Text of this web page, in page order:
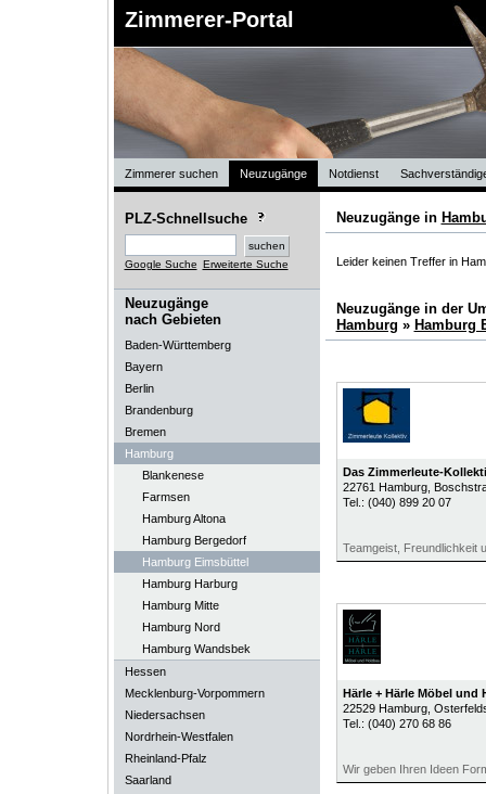
Zimmerer-Portal
Zimmerer suchen Neuzugänge Notdienst
PLZ-Schnellsuche
Google Suche Erweiterte Suche
Neuzugänge
nach Gebieten
Baden-Württemberg
Bayern
Berlin
Brandenburg
Bremen
Hamburg
Blankenese
Farmsen
Hamburg Altona
Hamburg Bergedorf
Hamburg Eimsbüttel
Hamburg Harburg
Hamburg Mitte
Hamburg Nord
Hamburg Wandsbek
Hessen
Mecklenburg-Vorpommern
Niedersachsen
Nordrhein-Westfalen
Rheinland-Pfalz
Saarland
Neuzugänge in
Leider keinen Treffer in
Neuzugänge in der
Hamburg » Hamburg
Das Zimmerleute-
22761 Hamburg,
Tel.: (040) 899 20 07
Teamgeist, Freundlichkeit
Härle + Härle Möbel und
22529 Hamburg,
Tel.: (040) 270 68 86
Wir geben Ihren Ideen